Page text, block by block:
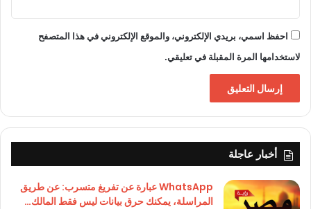
احفظ اسمي، بريدي الإلكتروني، والموقع الإلكتروني في هذا المتصفح
لاستخدامها المرة المقبلة في تعليقي.
أخبار عاجلة
WhatsApp عبارة عن تفريغ متسرب: عن طريق
المراسلة، يمكنك حرق بيانات ليس فقط المالك…